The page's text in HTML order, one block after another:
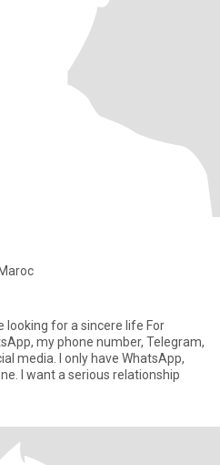
my phone number, Telegram,
media. I only have WhatsApp,
I want a serious relationship